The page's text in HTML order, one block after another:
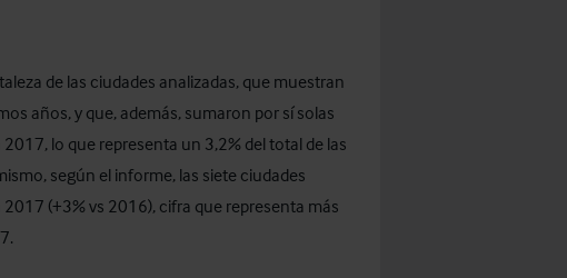
de las ciudades analizadas, que muestran
años, y que, además, sumaron por sí solas
lo que representa un 3,2% del total de las
según el informe, las siete ciudades
(+3% vs 2016), cifra que representa más